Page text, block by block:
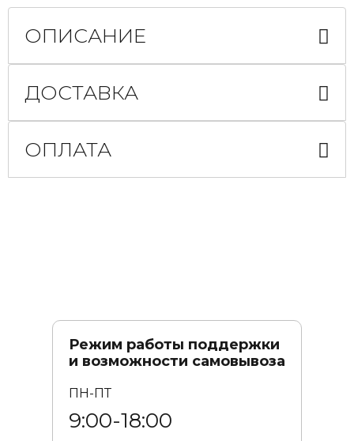
ОПИСАНИЕ
ДОСТАВКА
ОПЛАТА
Режим работы поддержки
и возможности самовывоза
ПН-ПТ
9:00-18:00